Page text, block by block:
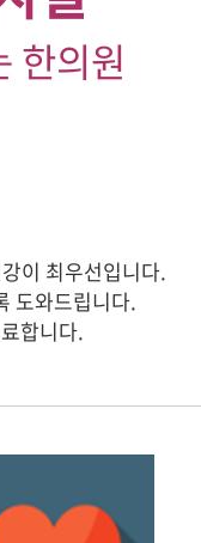
한의원
이 최우선입니다.
도와드립니다.
합니다.